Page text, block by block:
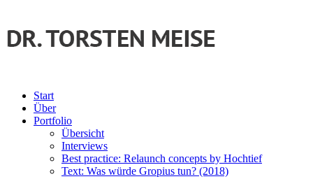
Start
Über
Portfolio
Übersicht
Interviews
Best practice: Relaunch concepts by Hochtief
Text: Was würde Gropius tun? (2018)